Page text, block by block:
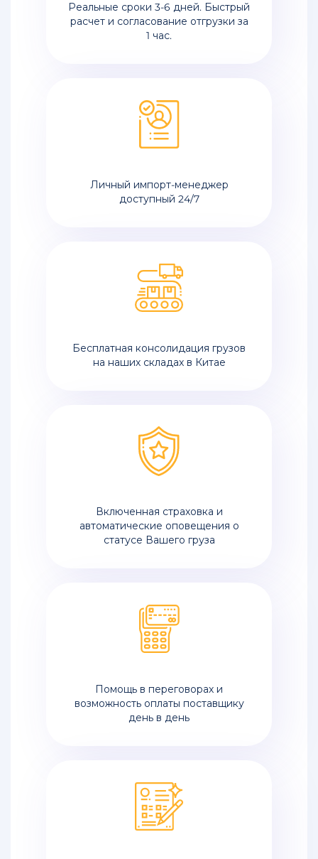
Реальные сроки 3-6 дней. Быстрый
расчет и согласование отгрузки за
1 час.
Личный импорт-менеджер
доступный 24/7
Бесплатная консолидация грузов
на наших складах в Китае
Включенная страховка и
автоматические оповещения о
статусе Вашего груза
Помощь в переговорах и
возможность оплаты поставщику
день в день